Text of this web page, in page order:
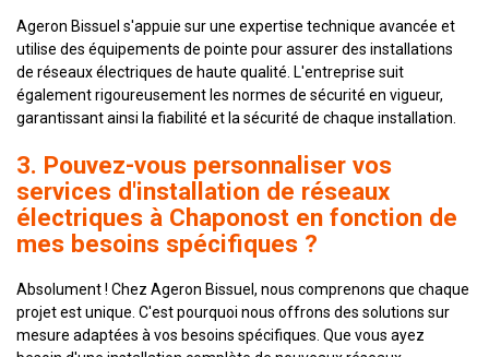
Ageron Bissuel s'appuie sur une expertise technique avancée et
utilise des équipements de pointe pour assurer des installations
de réseaux électriques de haute qualité. L'entreprise suit
également rigoureusement les normes de sécurité en vigueur,
garantissant ainsi la fiabilité et la sécurité de chaque installation.
3. Pouvez-vous personnaliser vos
services d'installation de réseaux
électriques à Chaponost en fonction de
mes besoins spécifiques ?
Absolument ! Chez Ageron Bissuel, nous comprenons que chaque
projet est unique. C'est pourquoi nous offrons des solutions sur
mesure adaptées à vos besoins spécifiques. Que vous ayez